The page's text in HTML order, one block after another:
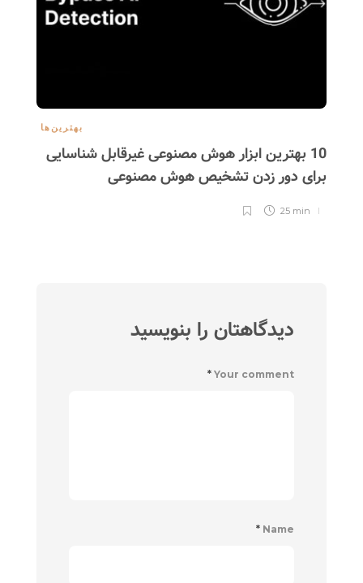
بهترین‌ها
10 بهترین ابزار هوش مصنوعی غیرقابل شناسایی
برای دور زدن تشخیص هوش مصنوعی
25 min
دیدگاهتان را بنویسید
Your comment
*
Name
*